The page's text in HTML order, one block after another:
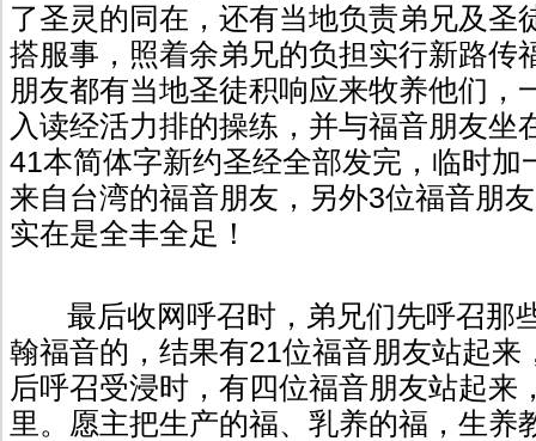
了圣灵的同在，还有当地负责弟兄及圣
搭服事，照着余弟兄的负担实行新路传
朋友都有当地圣徒积响应来牧养他们，
入读经活力排的操练，并与福音朋友坐
41本简体字新约圣经全部发完，临时加
来自台湾的福音朋友，另外3位福音朋
实在是全丰全足！
最后收网呼召时，弟兄们先呼召那
翰福音的，结果有21位福音朋友站起来
后呼召受浸时，有四位福音朋友站起来
里。愿主把生产的福、乳养的福，生养